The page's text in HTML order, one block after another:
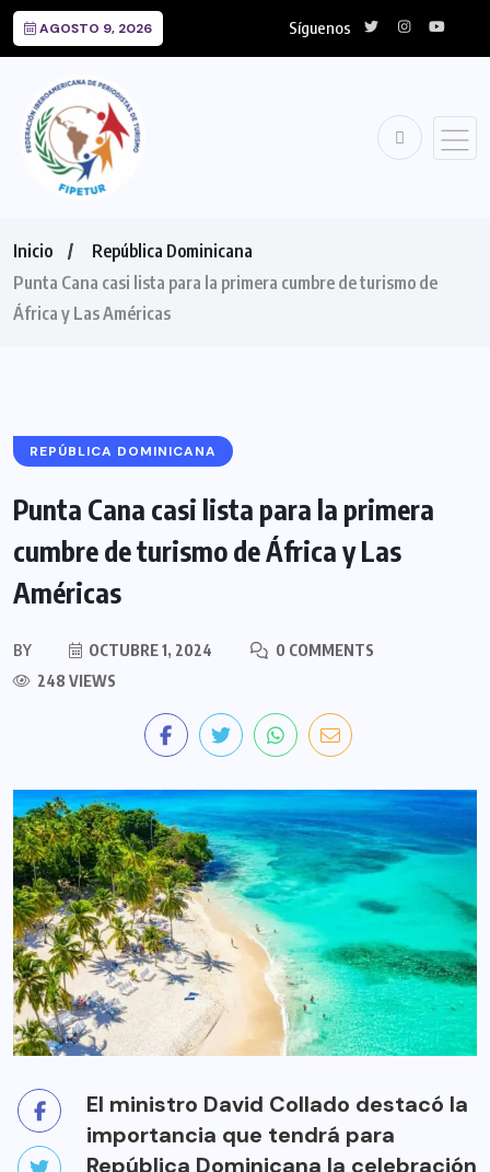
AGOSTO 9, 2026 Síguenos
Inicio
República Dominicana
Punta Cana casi lista para la primera cumbre de turismo de
África y Las Américas
REPÚBLICA DOMINICANA
Punta Cana casi lista para la primera
cumbre de turismo de África y Las
Américas
BY OCTUBRE 1, 2024
0 COMMENTS
248 VIEWS
El ministro David Collado destacó la
importancia que tendrá para
República Dominicana la celebración